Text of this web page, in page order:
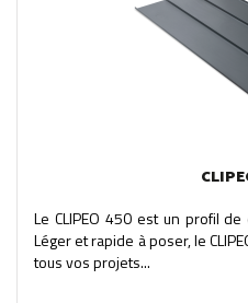
Le CLIPEO 450 est un profil
Léger et rapide à poser, le
tous vos projets...